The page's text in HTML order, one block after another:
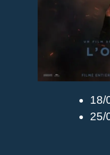
18/
25/